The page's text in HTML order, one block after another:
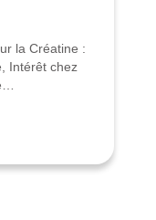
la Créatine :
Intérêt chez